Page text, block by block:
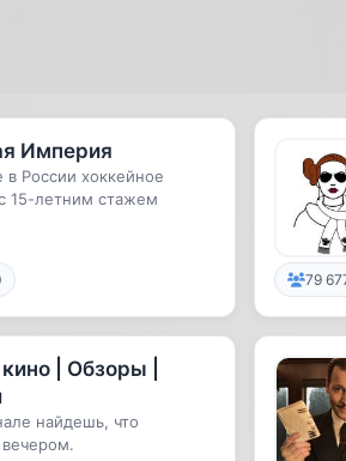
Империя
России хоккейное
15-летним стажем
79
| Обзоры |
найдешь, что